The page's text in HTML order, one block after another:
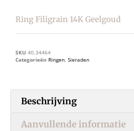
Ring Filigrain 14K Geelgoud
SKU 40.34464
Categorieën Ringen, Sieraden
Beschrijving
Aanvullende informatie